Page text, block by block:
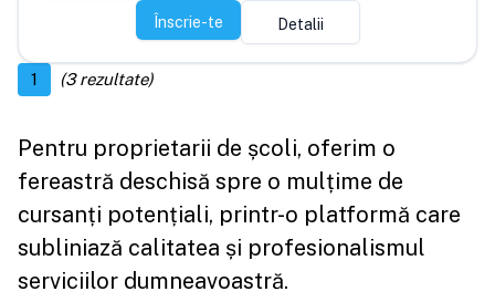
Înscrie-te Detalii
1 (3rezultate)
Pentru proprietarii de școli, oferim o
fereastră deschisă spre o mulțime de
cursanți potențiali, printr-o platformă care
subliniază calitatea și profesionalismul
serviciilor dumneavoastră.